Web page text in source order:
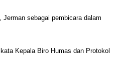
sebagai pembicara dalam
Kepala Biro Humas dan Protokol